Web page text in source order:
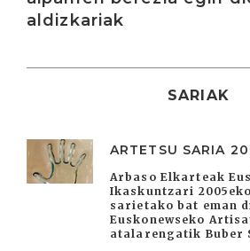
aldizkariak
SARIAK
ARTETSU SARIA
Arbaso Elkarteak
Ikaskuntzari
sarietako bat eman
Euskonewseko
atalarengatik Buber